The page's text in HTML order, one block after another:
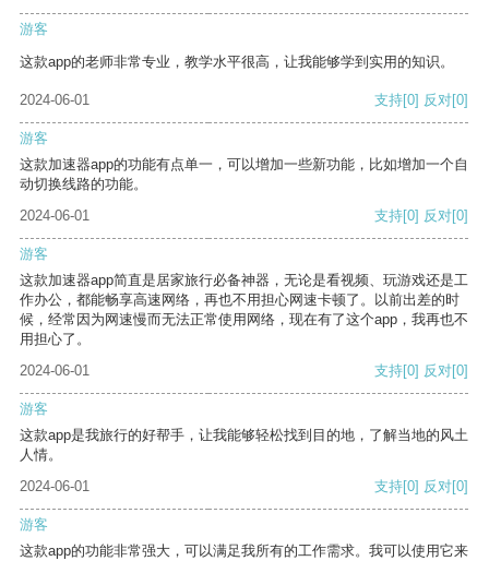
游客
这款app的老师非常专业，教学水平很高，让我能够学到实用的知识。
2024-06-01 支持[0] 反对[0]
游客
这款加速器app的功能有点单一，可以增加一些新功能，比如增加一个自
动切换线路的功能。
2024-06-01
支持[0] 反对[0]
游客
这款加速器app简直是居家旅行必备神器，无论是看视频、玩游戏还是工
作办公，都能畅享高速网络，再也不用担心网速卡顿了。以前出差的时
候，经常因为网速慢而无法正常使用网络，现在有了这个app，我再也不
用担心了。
2024-06-01
支持[0] 反对[0]
游客
这款app是我旅行的好帮手，让我能够轻松找到目的地，了解当地的风土
人情。
2024-06-01
支持[0] 反对[0]
游客
这款app的功能非常强大，可以满足我所有的工作需求。我可以使用它来